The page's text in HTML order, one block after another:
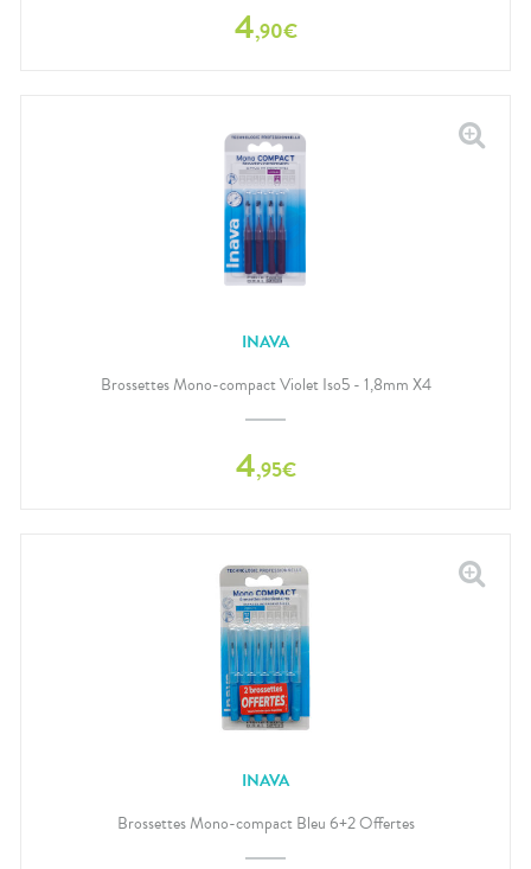
4,90€
INAVA
Brossettes Mono-compact Violet Iso5 - 1,8mm X4
4,95€
INAVA
Brossettes Mono-compact Bleu 6+2 Offertes